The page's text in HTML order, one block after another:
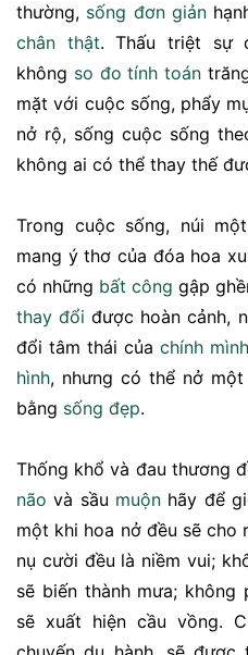
thường, sống đơn giản
chân thật. Thấu triệt sự
không so đo tính toán
mặt với cuộc sống, phẩy
nở rộ, sống cuộc sống
không ai có thể thay thế
Trong cuộc sống, núi
mang ý thơ của đóa hoa
có những bất công gập
thay đổi được hoàn cảnh,
đổi tâm thái của chính mình
hình, nhưng có thể nở
bằng sống đẹp.
Thống khổ và đau thương
não và sầu muộn hãy để
một khi hoa nở đều sẽ cho
nụ cười đều là niềm vui;
sẽ biến thành mưa; không
sẽ xuất hiện cầu vồng.